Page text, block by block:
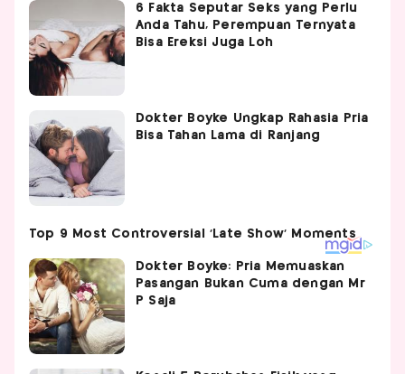
6 Fakta Seputar Seks yang Perlu
Anda Tahu, Perempuan Ternyata
Bisa Ereksi Juga Loh
Dokter Boyke Ungkap Rahasia Pria
Bisa Tahan Lama di Ranjang
Dokter Boyke: Pria Memuaskan
Pasangan Bukan Cuma dengan Mr
P Saja